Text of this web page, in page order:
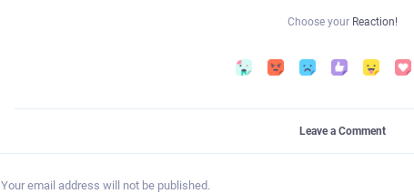
Choose your Reaction!
Leave a Comment
Your email address will not be published.